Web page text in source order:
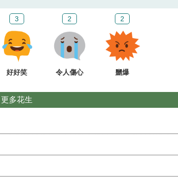
3
好好笑
2
令人傷心
2
嬲爆
更多花生